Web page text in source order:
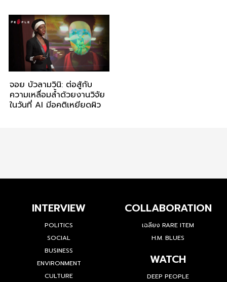
จอย บัวลามวินิ: ต่อสู้กับ
ความเหลื่อมล้ำด้วยงานวิจัย
ในวันที่ AI มีอคติเหยียดผิว
INTERVIEW
POLITICS
SOCIAL
BUSINESS
ENVIRONMENT
CULTURE
COLLABORATION
เฉลียง RARE ITEM
H.M. BLUES
WATCH
DEEP PEOPLE